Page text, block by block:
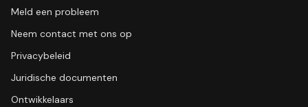
Meld een probleem
Neem contact met ons op
Privacybeleid
Juridische documenten
Ontwikkelaars